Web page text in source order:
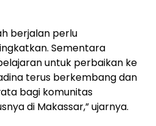
berjalan perlu
Sementara
untuk perbaikan ke
terus berkembang dan
bagi komunitas
di Makassar,” ujarnya.